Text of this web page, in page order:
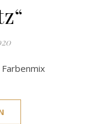
Farbenmix